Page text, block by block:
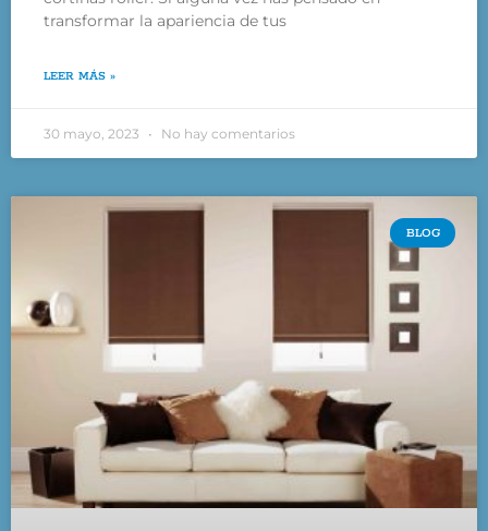
transformar la apariencia de tus
LEER MÁS »
30 mayo, 2023 No hay comentarios
BLOG